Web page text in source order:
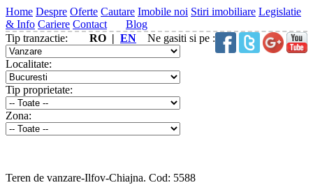
Home Despre Oferte Cautare Imobile noi Stiri imobiliare Legislatie
& Info Cariere Contact
Blog
RO | EN Ne gasiti si pe :
Tip tranzactie:
Localitate:
Tip proprietate:
Zona:
Teren de vanzare-Ilfov-Chiajna. Cod: 5588